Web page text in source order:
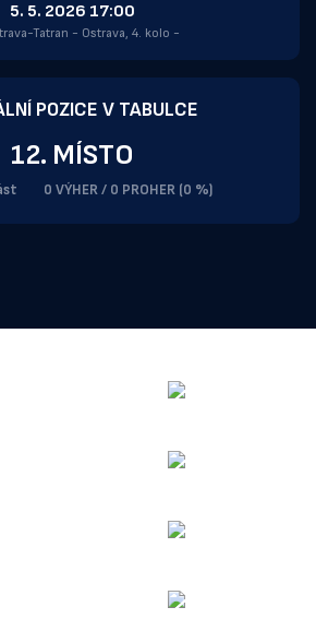
5. 5. 2026 17:00
Tatran - Ostrava, 4. kolo -
POZICE V TABULCE
12. MÍSTO
0 VÝHER / 0 PROHER (0 %)